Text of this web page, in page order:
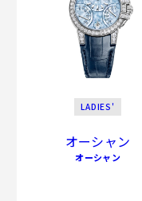
LADIES'
オーシャン
オーシャン